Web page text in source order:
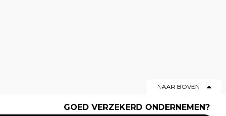
NAAR BOVEN
GOED VERZEKERD ONDERNEMEN?